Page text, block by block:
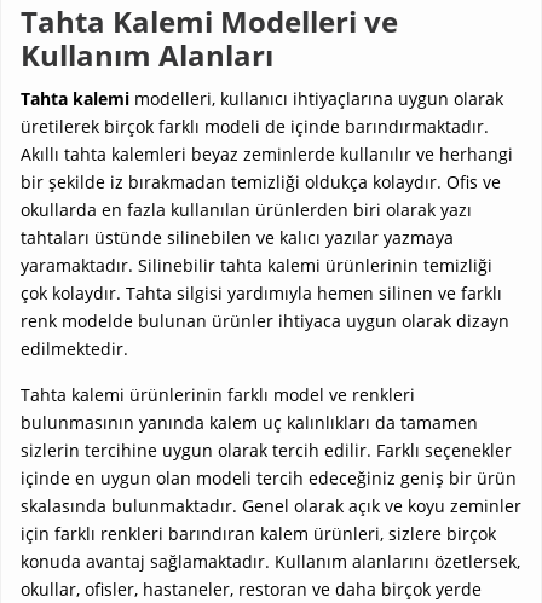
Tahta Kalemi Modelleri ve
Kullanım Alanları
Tahta kalemi modelleri, kullanıcı ihtiyaçlarına uygun olarak
üretilerek birçok farklı modeli de içinde barındırmaktadır.
Akıllı tahta kalemleri beyaz zeminlerde kullanılır ve herhangi
bir şekilde iz bırakmadan temizliği oldukça kolaydır. Ofis ve
okullarda en fazla kullanılan ürünlerden biri olarak yazı
tahtaları üstünde silinebilen ve kalıcı yazılar yazmaya
yaramaktadır. Silinebilir tahta kalemi ürünlerinin temizliği
çok kolaydır. Tahta silgisi yardımıyla hemen silinen ve farklı
renk modelde bulunan ürünler ihtiyaca uygun olarak dizayn
edilmektedir.
Tahta kalemi ürünlerinin farklı model ve renkleri
bulunmasının yanında kalem uç kalınlıkları da tamamen
sizlerin tercihine uygun olarak tercih edilir. Farklı seçenekler
içinde en uygun olan modeli tercih edeceğiniz geniş bir ürün
skalasında bulunmaktadır. Genel olarak açık ve koyu zeminler
için farklı renkleri barındıran kalem ürünleri, sizlere birçok
konuda avantaj sağlamaktadır. Kullanım alanlarını özetlersek,
okullar, ofisler, hastaneler, restoran ve daha birçok yerde